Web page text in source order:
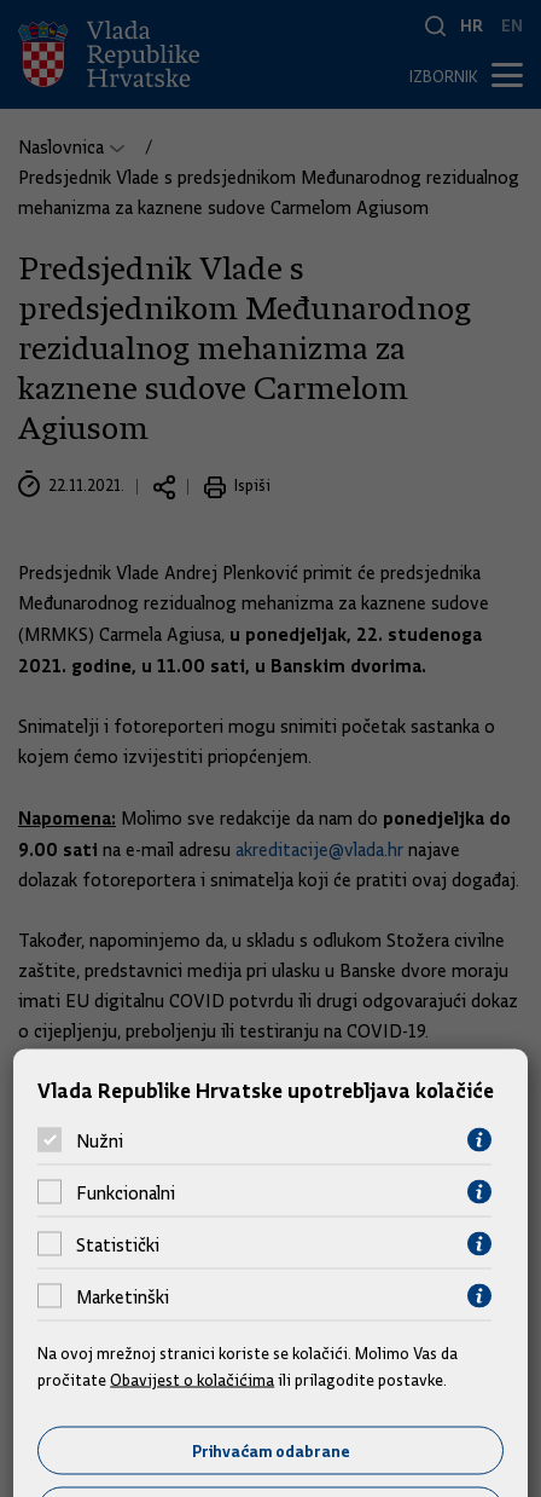
HR EN
IZBORNIK
Naslovnica
Predsjednik Vlade s predsjednikom Međunarodnog rezidualnog
mehanizma za kaznene sudove Carmelom Agiusom
Predsjednik Vlade s
predsjednikom Međunarodnog
rezidualnog mehanizma za
kaznene sudove Carmelom
Agiusom
22.11.2021. Ispiši
Predsjednik Vlade Andrej Plenković primit će predsjednika
Međunarodnog rezidualnog mehanizma za kaznene sudove
(MRMKS) Carmela Agiusa, u ponedjeljak, 22. studenoga
2021. godine, u 11.00 sati, u Banskim dvorima.
Snimatelji i fotoreporteri mogu snimiti početak sastanka o
kojem ćemo izvijestiti priopćenjem.
Napomena: Molimo sve redakcije da nam do ponedjeljka do
9.00 sati na e-mail adresu akreditacije@vlada.hr najave
dolazak fotoreportera i snimatelja koji će pratiti ovaj događaj.
Također, napominjemo da, u skladu s odlukom Stožera civilne
zaštite, predstavnici medija pri ulasku u Banske dvore moraju
imati EU digitalnu COVID potvrdu ili drugi odgovarajući dokaz
o cijepljenju, preboljenju ili testiranju na COVID-19.
Slične vijesti
Vlada Republike Hrvatske upotrebljava kolačiće
Nužni
Funkcionalni
Statistički
Marketinški
Na ovoj mrežnoj stranici koriste se kolačići. Molimo Vas da
pročitateObavijest o kolačićimaili prilagodite postavke.
Prihvaćam odabrane